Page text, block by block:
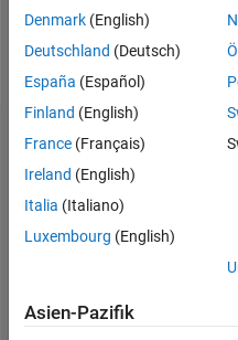
Follow
Dashboard
Statistik
MATLAB Answers
Denmark (English)
Deutschland (Deutsch)
España (Español)
Finland (English)
France (Français)
Ireland (English)
Italia (Italiano)
Luxembourg (English)
Asien-Pazifik